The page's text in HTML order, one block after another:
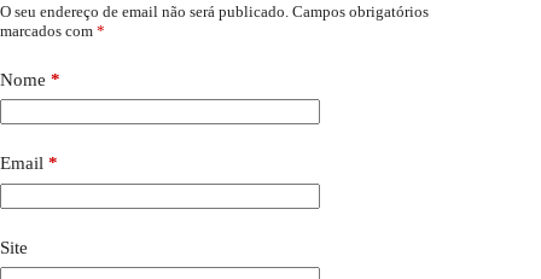
O seu endereço de email não será publicado. Campos obrigatórios
marcados com *
Nome *
Email *
Site